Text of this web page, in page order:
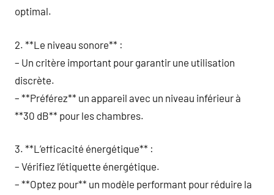
optimal.
2. **Le niveau sonore** :
– Un critère important pour garantir une utilisation
discrète.
– **Préférez** un appareil avec un niveau inférieur à
**30 dB** pour les chambres.
3. **L’efficacité énergétique** :
– Vérifiez l’étiquette énergétique.
– **Optez pour** un modèle performant pour réduire la